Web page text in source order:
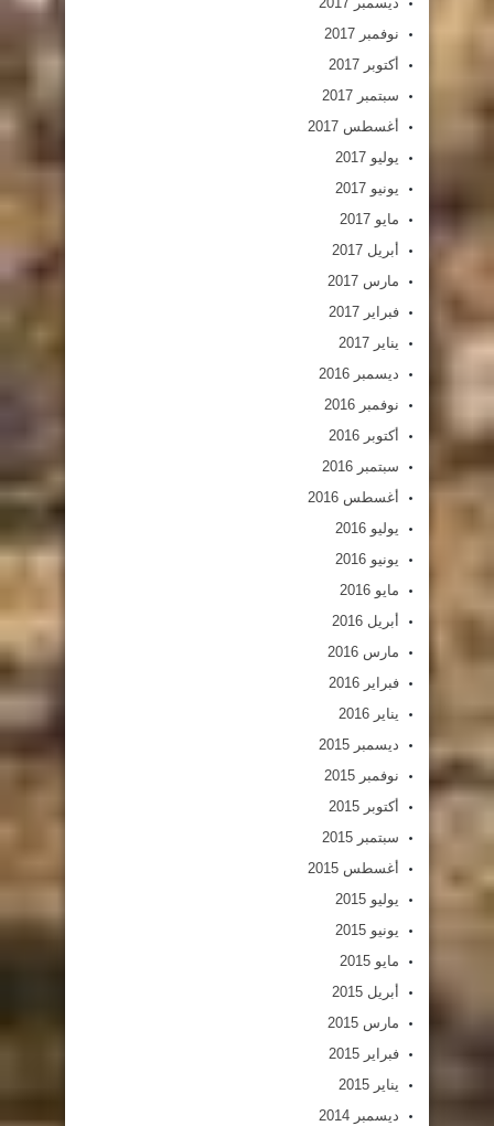
نوفمبر 2017
أكتوبر 2017
سبتمبر 2017
أغسطس 2017
يوليو 2017
يونيو 2017
مايو 2017
أبريل 2017
مارس 2017
فبراير 2017
يناير 2017
ديسمبر 2016
نوفمبر 2016
أكتوبر 2016
سبتمبر 2016
أغسطس 2016
يوليو 2016
يونيو 2016
مايو 2016
أبريل 2016
مارس 2016
فبراير 2016
يناير 2016
ديسمبر 2015
نوفمبر 2015
أكتوبر 2015
سبتمبر 2015
أغسطس 2015
يوليو 2015
يونيو 2015
مايو 2015
أبريل 2015
مارس 2015
فبراير 2015
يناير 2015
ديسمبر 2014